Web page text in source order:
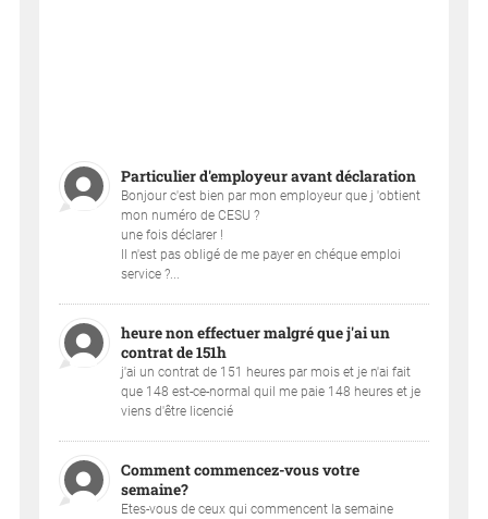
Particulier d'employeur avant déclaration
Bonjour c'est bien par mon employeur que j 'obtient
mon numéro de CESU ?
une fois déclarer !
Il n'est pas obligé de me payer en chéque emploi
service ?...
heure non effectuer malgré que j'ai un
contrat de 151h
j'ai un contrat de 151 heures par mois et je n'ai fait
que 148 est-ce-normal quil me paie 148 heures et je
viens d'être licencié
Comment commencez-vous votre
semaine?
Etes-vous de ceux qui commencent la semaine